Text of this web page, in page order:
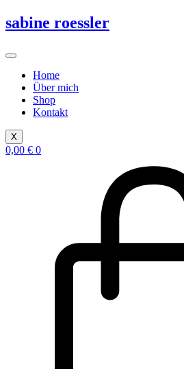
Zum
Inhalt
sabine roessler
Home
Über mich
Shop
Kontakt
X
0,00 € 0